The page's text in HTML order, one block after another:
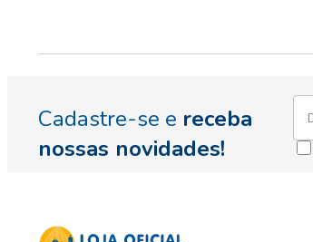
Cadastre-se e receba
nossas novidades!